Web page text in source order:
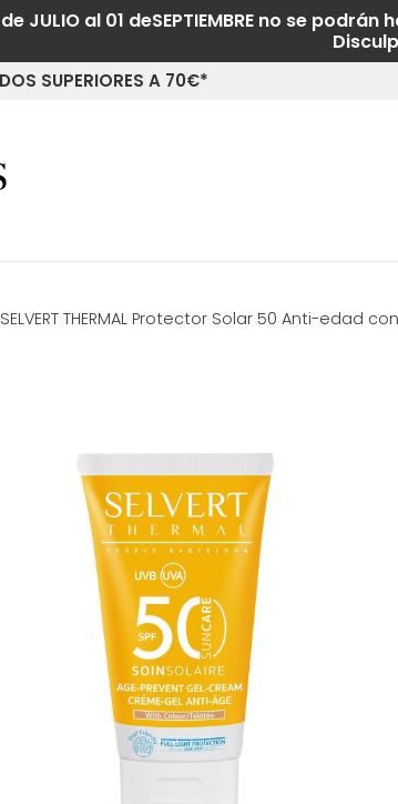
de JULIO al 01 deSEPTIEMBRE no se
SUPERIORES A 70€*
SELVERT THERMAL Protector Solar 50 Anti-edad